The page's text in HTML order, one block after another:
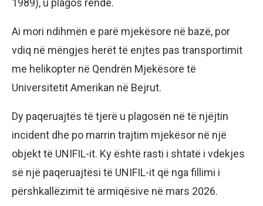
1989), u plagos rëndë.
Ai mori ndihmën e parë mjekësore në bazë, por
vdiq në mëngjes herët të enjtes pas transportimit
me helikopter në Qendrën Mjekësore të
Universitetit Amerikan në Bejrut.
Dy paqeruajtës të tjerë u plagosën në të njëjtin
incident dhe po marrin trajtim mjekësor në një
objekt të UNIFIL-it. Ky është rasti i shtatë i vdekjes
së një paqeruajtësi të UNIFIL-it që nga fillimi i
përshkallëzimit të armiqësive në mars 2026.